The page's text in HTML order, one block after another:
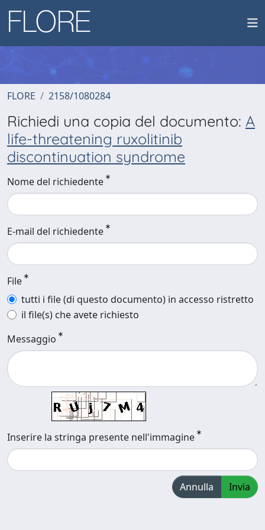
FLORE 2158/1080284
Richiedi una copia del documento: A
life-threatening ruxolitinib
discontinuation syndrome
Nome del richiedente
E-mail del richiedente
File
tutti i file (di questo documento) in accesso ristretto
il file(s) che avete richiesto
Messaggio
Inserire la stringa presente nell'immagine
Annulla Invia